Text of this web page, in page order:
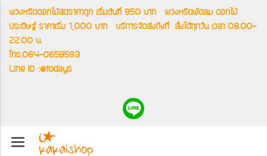
พวงหรีดดอกไม้สดราคาถูก เริ่มต้นที่ 950 บาท พวงหรีดพัดลม ดอกไม้
ประดิษฐ์ ราคาเริ่ม 1,000 บาท บริการจัดส่งถึงที่ สั่งได้ทุกวัน เวลา 08.00-
22.00 น.
โทร.064-0659593
Line ID :@todays